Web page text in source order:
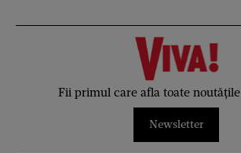
Fii primul care afla toate noutățile
Newsletter